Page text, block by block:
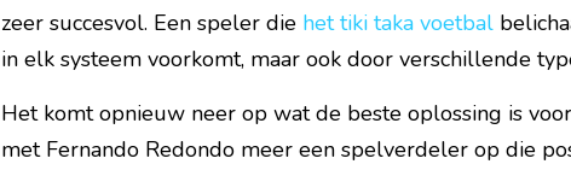
zeer succesvol. Een speler die het tiki taka voetbal
in elk systeem voorkomt, maar ook door verschillende
Het komt opnieuw neer op wat de beste oplossing is
met Fernando Redondo meer een spelverdeler op die